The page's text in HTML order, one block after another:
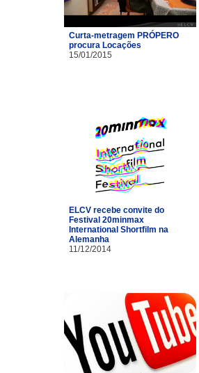
Curta-metragem PRÓPERO
procura Locações
15/01/2015
ELCV recebe convite do
Festival 20minmax
International Shortfilm na
Alemanha
11/12/2014